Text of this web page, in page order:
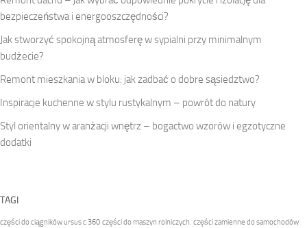
bezpieczeństwa i energooszczędności?
Jak stworzyć spokojną atmosferę w sypialni przy minimalnym
budżecie?
Remont mieszkania w bloku: jak zadbać o dobre sąsiedztwo?
Inspiracje kuchenne w stylu rustykalnym – powrót do natury
Styl orientalny w aranżacji wnętrz – bogactwo wzorów i egzotyczne
dodatki
TAGI
części do ciągników ursus c 360 części do maszyn rolniczych. części zamienne do samochodów